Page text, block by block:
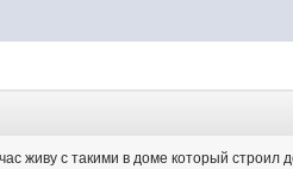
живу с такими в доме который строил